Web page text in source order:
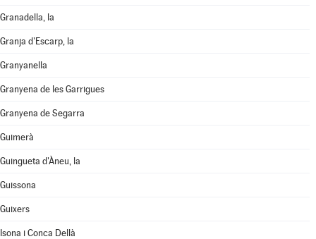
Granadella, la
Granja d'Escarp, la
Granyanella
Granyena de les Garrigues
Granyena de Segarra
Guimerà
Guingueta d'Àneu, la
Guissona
Guixers
Isona i Conca Dellà